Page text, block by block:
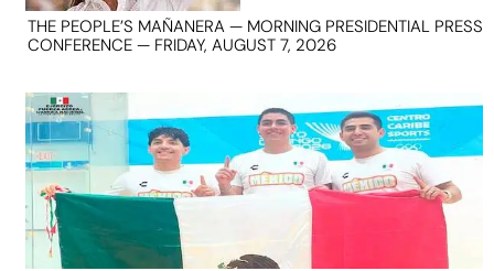
THE PEOPLE’S MAÑANERA — MORNING PRESIDENTIAL PRESS
CONFERENCE — FRIDAY, AUGUST 7, 2026